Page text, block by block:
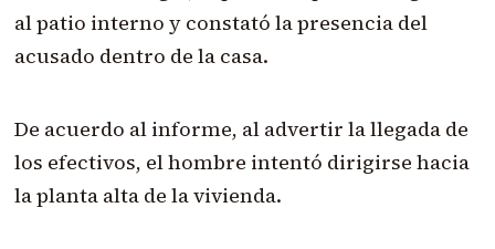
al patio interno y constató la presencia del
acusado dentro de la casa.
De acuerdo al informe, al advertir la llegada de
los efectivos, el hombre intentó dirigirse hacia
la planta alta de la vivienda.